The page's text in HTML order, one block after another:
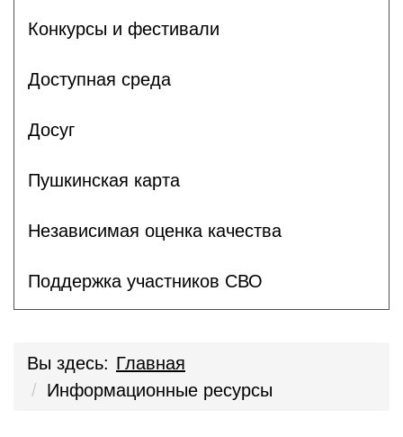
Конкурсы и фестивали
Доступная среда
Досуг
Пушкинская карта
Независимая оценка качества
Поддержка участников СВО
Вы здесь: Главная
Информационные ресурсы